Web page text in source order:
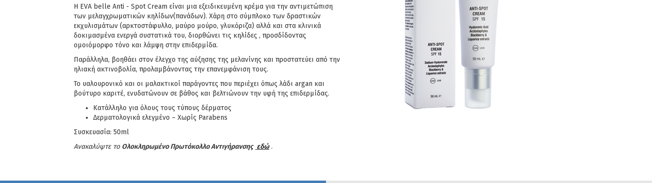
Η EVA belle Anti - Spot Cream είναι μια εξειδικευμένη κρέμα για την αντιμετώπιση
των μελαγχρωματικών κηλίδων(πανάδων). Χάρη στο σύμπλοκο των δραστικών
εκχυλισμάτων (αρκτοστάφυλλο, μαύρο μούρο, γλυκόριζα) αλλά και στα κλινικά
δοκιμασμένα ενεργά συστατικά του, διορθώνει τις κηλίδες , προσδίδοντας
ομοιόμορφο τόνο και λάμψη στην επιδερμίδα.
Παράλληλα, βοηθάει στον έλεγχο της αύξησης της μελανίνης και προστατεύει από την
ηλιακή ακτινοβολία, προλαμβάνοντας την επανεμφάνιση τους.
Το υαλουρονικό και οι μαλακτικοί παράγοντες που περιέχει όπως λάδι argan και
βούτυρο καριτέ, ενυδατώνουν σε βάθος και βελτιώνουν την υφή της επιδερμίδας.
Κατάλληλο για όλους τους τύπους δέρματος
Δερματολογικά ελεγμένο – Χωρίς Parabens
Συσκευασία: 50ml
Ανακαλύψτε το Oλοκληρωμένο Πρωτόκολλο Αντιγήρανσης εδώ.